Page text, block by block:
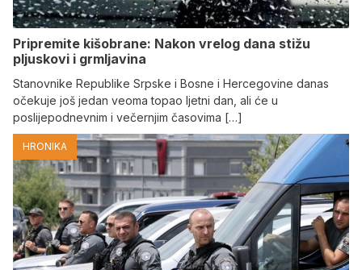
Pripremite kišobrane: Nakon vrelog dana stižu
pljuskovi i grmljavina
Stanovnike Republike Srpske i Bosne i Hercegovine danas
očekuje još jedan veoma topao ljetni dan, ali će u
poslijepodnevnim i večernjim časovima […]
HRONIKA